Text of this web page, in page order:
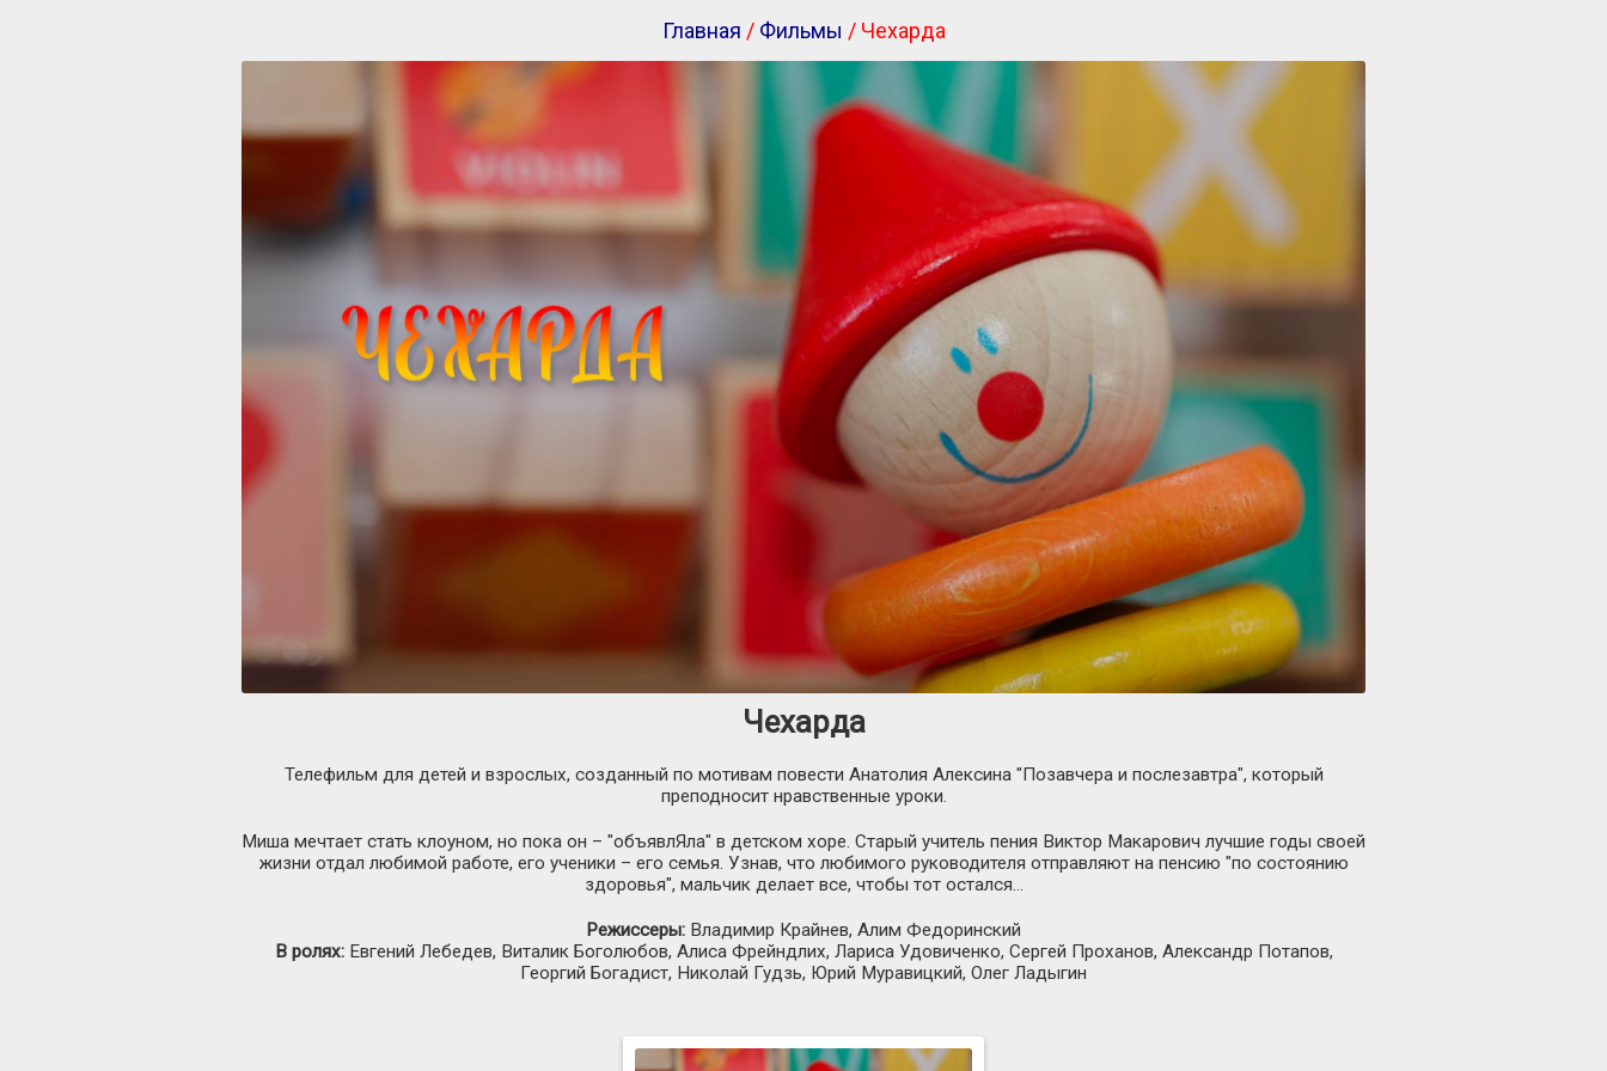
Главная / Фильмы / Чехарда
Чехарда
Телефильм для детей и взрослых, созданный по мотивам повести Анатолия Алексина "Позавчера и послезавтра", который
преподносит нравственные уроки.
Миша мечтает стать клоуном, но пока он – "объявлЯла" в детском хоре. Старый учитель пения Виктор Макарович лучшие годы своей
жизни отдал любимой работе, его ученики – его семья. Узнав, что любимого руководителя отправляют на пенсию "по состоянию
здоровья", мальчик делает все, чтобы тот остался…
Режиссеры: Владимир Крайнев, Алим Федоринский
В ролях:Евгений Лебедев, Виталик Боголюбов, Алиса Фрейндлих, Лариса Удовиченко, Сергей Проханов, Александр Потапов,
Георгий Богадист, Николай Гудзь, Юрий Муравицкий, Олег Ладыгин